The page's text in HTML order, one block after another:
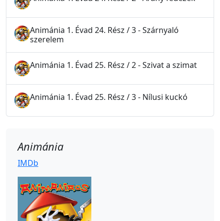
Animánia 1. Évad 24. Rész / 3 - Szárnyaló
szerelem
Animánia 1. Évad 25. Rész / 2 - Szivat a szimat
Animánia 1. Évad 25. Rész / 3 - Nílusi kuckó
Animánia
IMDb